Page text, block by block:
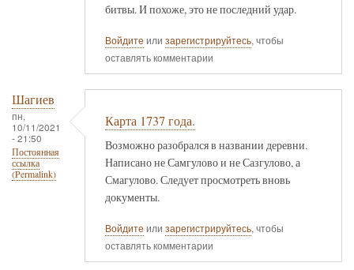
битвы. И похоже, это не последний удар.
Войдите или зарегистрируйтесь, чтобы
оставлять комментарии
Шагиев
пн,
10/11/2021
- 21:50
Постоянная
ссылка
(Permalink)
Карта 1737 года.
Возможно разобрался в названии деревни.
Написано не Самгулово и не Сазгулово, а
Смагулово. Следует просмотреть вновь
документы.
Войдите или зарегистрируйтесь, чтобы
оставлять комментарии